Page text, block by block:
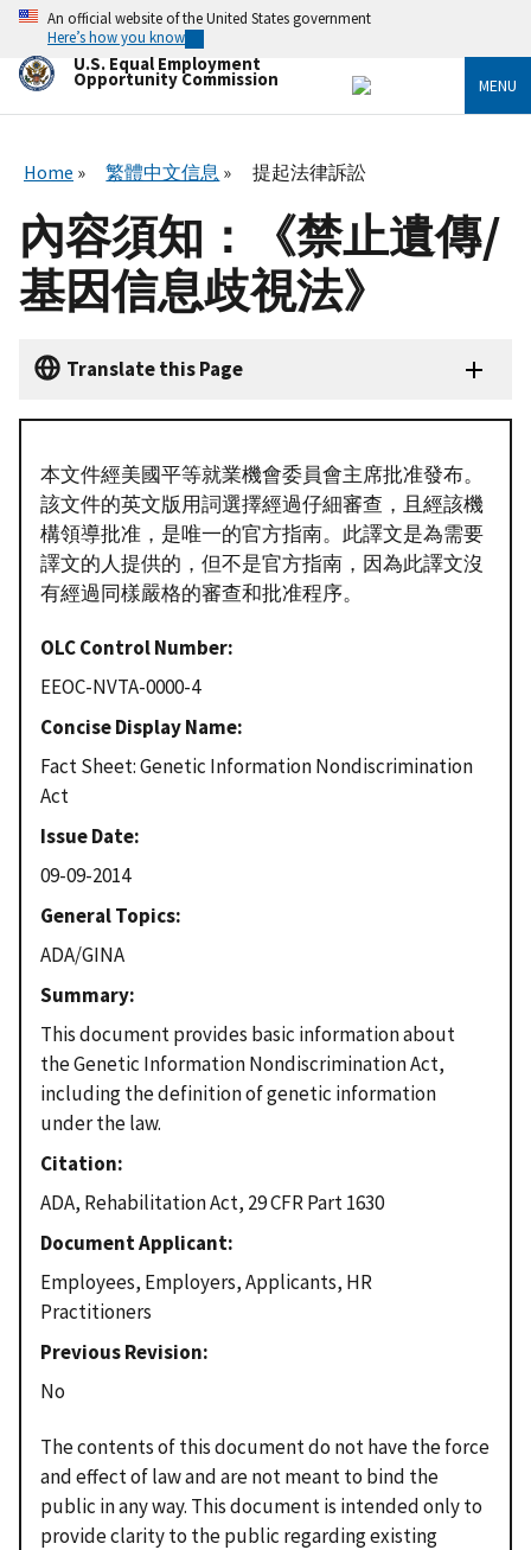
Skip
main
content
An official website of the United States government
Here’s how you know
U.S. Equal Employment
Opportunity Commission MENU
Home 繁體中文信息 提起法律訴訟
內容須知：《禁止遺傳/
基因信息歧視法》
Translate this Page
本文件經美國平等就業機會委員會主席批准發布。
該文件的英文版用詞選擇經過仔細審查，且經該機
構領導批准，是唯一的官方指南。此譯文是為需要
譯文的人提供的，但不是官方指南，因為此譯文沒
有經過同樣嚴格的審查和批准程序。
OLC Control Number
EEOC-NVTA-0000-4
Concise Display Name
Fact Sheet: Genetic Information Nondiscrimination
Act
Issue Date
09-09-2014
General Topics
ADA/GINA
Summary
This document provides basic information about
the Genetic Information Nondiscrimination Act,
including the definition of genetic information
under the law.
Citation
ADA, Rehabilitation Act, 29 CFR Part 1630
Document Applicant
Employees, Employers, Applicants, HR
Practitioners
Previous Revision
No
The contents of this document do not have the force
and effect of law and are not meant to bind the
public in any way. This document is intended only to
provide clarity to the public regarding existing